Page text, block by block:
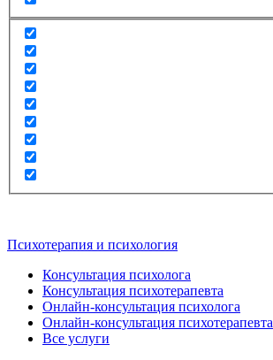
Психотерапия и психология
Консультация психолога
Консультация психотерапевта
Онлайн-консультация психолога
Онлайн-консультация психотерапевта
Все услуги